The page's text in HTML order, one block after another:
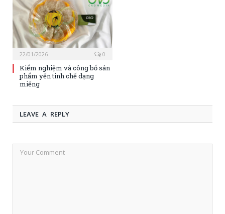
22/01/2026 0
Kiểm nghiệm và công bố sản
phẩm yến tinh chế dạng
miếng
LEAVE A REPLY